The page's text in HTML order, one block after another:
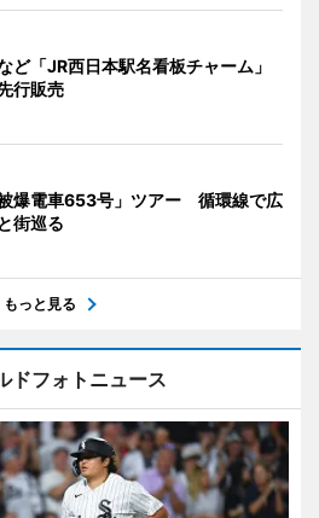
ど「JR西日本駅名看板チャーム」
行販売
爆電車653号」ツアー 循環線で広
街巡る
もっと見る
ドフォトニュース